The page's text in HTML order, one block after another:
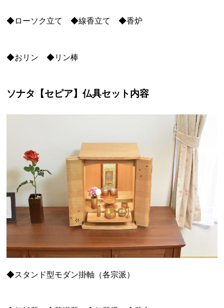
◆ローソク立て ◆線香立て ◆香炉
◆おリン ◆リン棒
ソナタ【セピア】仏具セット内容
◆スタンド型モダン掛軸（各宗派）